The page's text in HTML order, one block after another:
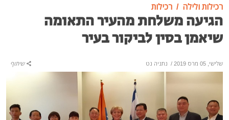
רכילות ולילה רכילות
הגיעה משלחת מהעיר התאומה
שיאמן בסין לביקור בעיר
שלישי, 05 מרס 2019 / נתניה נט שיתוף